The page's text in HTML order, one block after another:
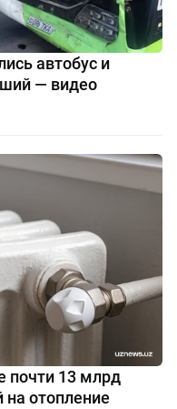
автобус и
— видео
почти 13 млрд
отопление